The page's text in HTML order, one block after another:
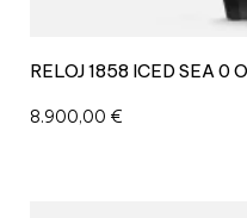
RELOJ 1858 ICED SEA 0
8.900,00 €